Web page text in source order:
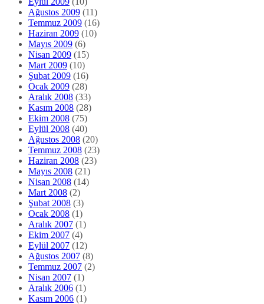
Ağustos 2009 (11)
Temmuz 2009 (16)
Haziran 2009 (10)
Mayıs 2009 (6)
Nisan 2009 (15)
Mart 2009 (10)
Şubat 2009 (16)
Ocak 2009 (28)
Aralık 2008 (33)
Kasım 2008 (28)
Ekim 2008 (75)
Eylül 2008 (40)
Ağustos 2008 (20)
Temmuz 2008 (23)
Haziran 2008 (23)
Mayıs 2008 (21)
Nisan 2008 (14)
Mart 2008 (2)
Şubat 2008 (3)
Ocak 2008 (1)
Aralık 2007 (1)
Ekim 2007 (4)
Eylül 2007 (12)
Ağustos 2007 (8)
Temmuz 2007 (2)
Nisan 2007 (1)
Aralık 2006 (1)
Kasım 2006 (1)